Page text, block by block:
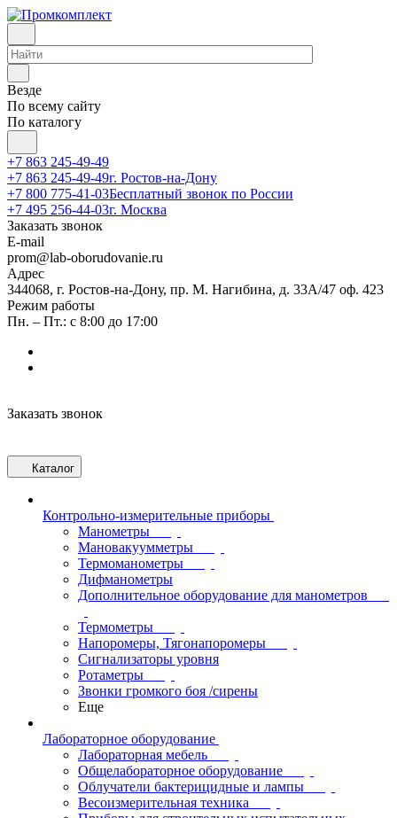
Везде
По всему сайту
По каталогу
+7 863 245-49-49
+7 863 245-49-49г. Ростов-на-Дону
+7 800 775-41-03Бесплатный звонок по России
+7 495 256-44-03г. Москва
Заказать звонок
E-mail
prom@lab-oborudovanie.ru
Адрес
344068, г. Ростов-на-Дону, пр. М. Нагибина, д. 33А/47 оф. 423
Режим работы
Пн. – Пт.: с 8:00 до 17:00
Заказать звонок
Каталог
Контрольно-измерительные приборы
Манометры
Мановакуумметры
Термоманометры
Дифманометры
Дополнительное оборудование для манометров
Термометры
Напоромеры, Тягонапоромеры
Сигнализаторы уровня
Ротаметры
Звонки громкого боя /сирены
Еще
Лабораторное оборудование
Лабораторная мебель
Общелабораторное оборудование
Облучатели бактерицидные и лампы
Весоизмерительная техника